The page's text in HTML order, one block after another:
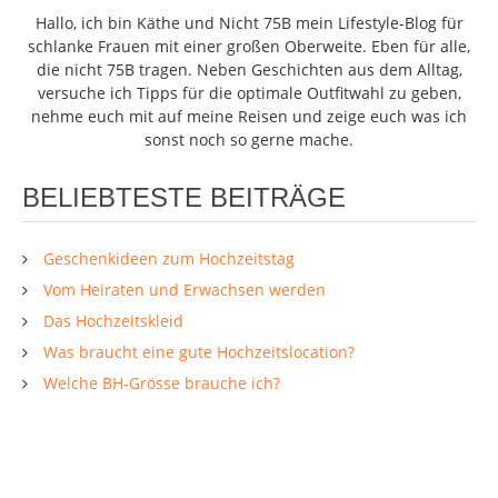
Hallo, ich bin Käthe und Nicht 75B mein Lifestyle-Blog für
schlanke Frauen mit einer großen Oberweite. Eben für alle,
die nicht 75B tragen. Neben Geschichten aus dem Alltag,
versuche ich Tipps für die optimale Outfitwahl zu geben,
nehme euch mit auf meine Reisen und zeige euch was ich
sonst noch so gerne mache.
BELIEBTESTE BEITRÄGE
Geschenkideen zum Hochzeitstag
Vom Heiraten und Erwachsen werden
Das Hochzeitskleid
Was braucht eine gute Hochzeitslocation?
Welche BH-Grösse brauche ich?